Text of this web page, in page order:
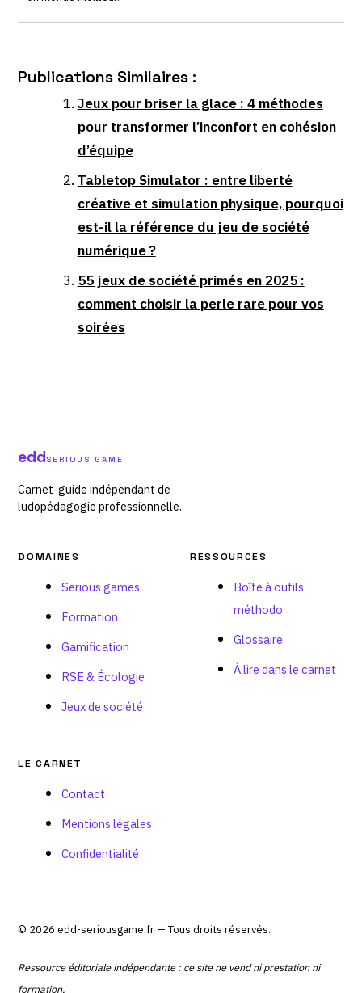
Publications Similaires :
Jeux pour briser la glace : 4 méthodes
pour transformer l’inconfort en cohésion
d’équipe
Tabletop Simulator : entre liberté
créative et simulation physique, pourquoi
est-il la référence du jeu de société
numérique ?
55 jeux de société primés en 2025 :
comment choisir la perle rare pour vos
soirées
eddSERIOUS GAME
Carnet-guide indépendant de
ludopédagogie professionnelle.
DOMAINES
Serious games
Formation
Gamification
RSE & Écologie
Jeux de société
RESSOURCES
Boîte à outils
méthodo
Glossaire
À lire dans le carnet
LE CARNET
Contact
Mentions légales
Confidentialité
© 2026 edd-seriousgame.fr — Tous droits réservés.
Ressource éditoriale indépendante : ce site ne vend ni prestation ni
formation.